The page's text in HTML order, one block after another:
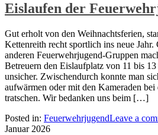
Eislaufen der
Gut erholt von den Weihnachtsferien,
Kettenreith recht sportlich ins neue
anderen Feuerwehrjugend-Gruppen
Betreuern den Eislaufplatz von 11 bis
unsicher. Zwischendurch konnte man
aufwärmen oder mit den Kameraden
tratschen. Wir bedanken uns beim […]
Posted in: FeuerwehrjugendLeave a
Januar 2026